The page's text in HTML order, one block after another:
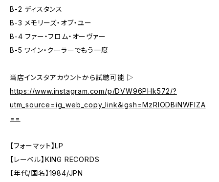
B-2 ディスタンス
B-3 メモリーズ・オブ・ユー
B-4 ファー・フロム・オーヴァー
B-5 ワイン・クーラーでもう一度
当店インスタアカウントから試聴可能 ▷
https://www.instagram.com/p/DVW96PHk572/?
utm_source=ig_web_copy_link&igsh=MzRlODBiNWFlZA
==
【フォーマット】LP
【レーベル】KING RECORDS
【年代/国名】1984/JPN